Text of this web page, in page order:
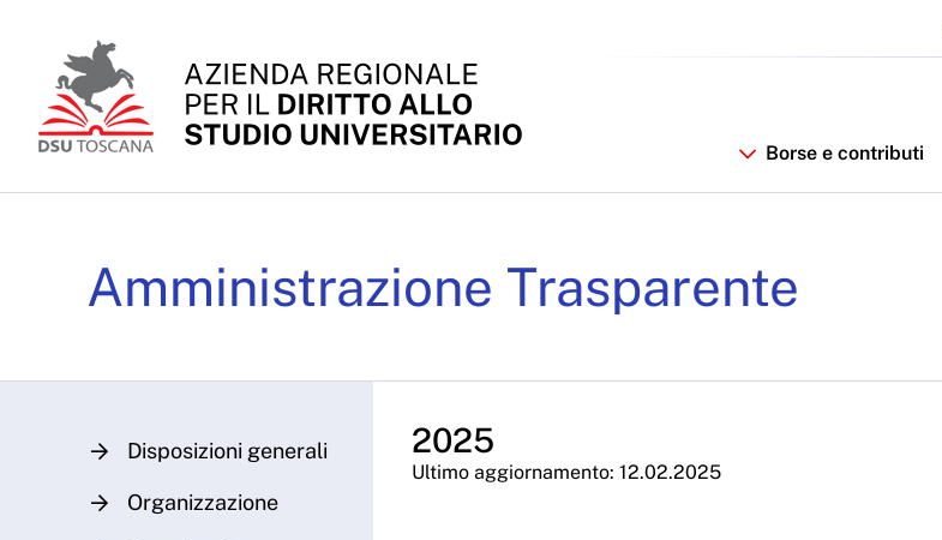
Borse e contributi
Amministrazione Trasparente
Disposizioni generali
Organizzazione
2025
Ultimo aggiornamento: 12.02.2025